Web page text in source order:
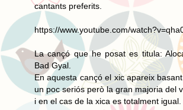
cantants preferits.
https://www.youtube.com/
La cançó que he posat es titula:
Bad Gyal.
En aquesta cançó el xic apareix
un poc seriós però la gran majoria del
i en el cas de la xica es totalment igual.